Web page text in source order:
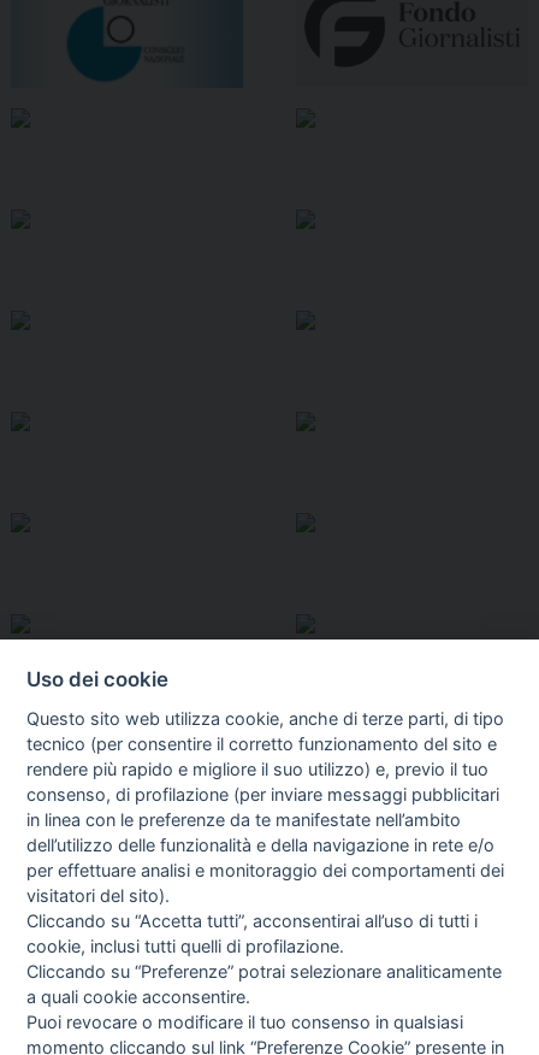
I libri Vedi tutti
Uso dei cookie
Questo sito web utilizza cookie, anche di terze parti, di tipo
tecnico (per consentire il corretto funzionamento del sito e
rendere più rapido e migliore il suo utilizzo) e, previo il tuo
consenso, di profilazione (per inviare messaggi pubblicitari
in linea con le preferenze da te manifestate nell’ambito
dell’utilizzo delle funzionalità e della navigazione in rete e/o
per effettuare analisi e monitoraggio dei comportamenti dei
visitatori del sito).
Cliccando su “Accetta tutti”, acconsentirai all’uso di tutti i
cookie, inclusi tutti quelli di profilazione.
Cliccando su “Preferenze” potrai selezionare analiticamente
a quali cookie acconsentire.
Puoi revocare o modificare il tuo consenso in qualsiasi
momento cliccando sul link “Preferenze Cookie” presente in